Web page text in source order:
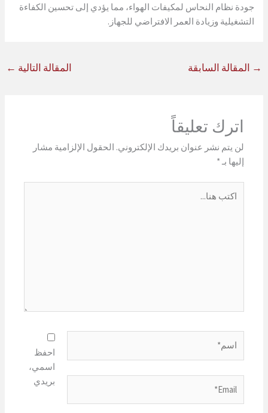
جودة نظام النحاس لمكيفات الهواء، مما يؤدي إلى تحسين الكفاءة
التشغيلية وزيادة العمر الافتراضي للجهاز.
→ المقالة السابقة المقالة التالية ←
اترك تعليقاً
لن يتم نشر عنوان بريدك الإلكتروني. الحقول الإلزامية مشار
إليها بـ *
هنا...
احفظ
اسمي،
بريدي